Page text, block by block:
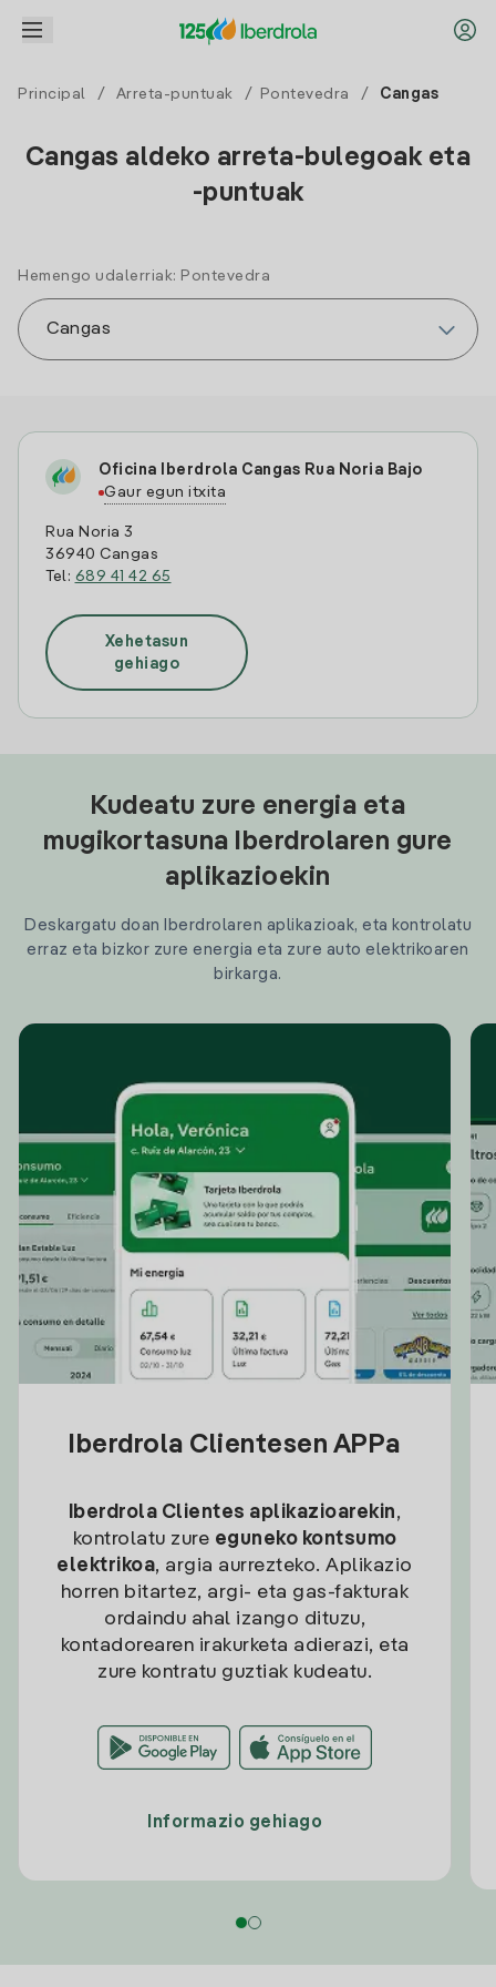
Principal / Arreta-puntuak / Pontevedra / Cangas
Cangas aldeko arreta-bulegoak eta
-puntuak
Hemengo udalerriak: Pontevedra
Oficina Iberdrola Cangas Rua Noria Bajo
Gaur egun itxita
Rua Noria 3
36940 Cangas
Tel: 689 41 42 65
Xehetasun
gehiago
Kudeatu zure energia eta
mugikortasuna Iberdrolaren gure
aplikazioekin
Deskargatu doan Iberdrolaren aplikazioak, eta kontrolatu
erraz eta bizkor zure energia eta zure auto elektrikoaren
birkarga.
Iberdrola Clientesen APPa
Iberdrola Clientes aplikazioarekin,
kontrolatu zure eguneko kontsumo
elektrikoa, argia aurrezteko. Aplikazio
horren bitartez, argi- eta gas-fakturak
ordaindu ahal izango dituzu,
kontadorearen irakurketa adierazi, eta
zure kontratu guztiak kudeatu.
Informazio gehiago